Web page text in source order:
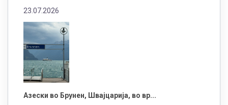
23.07.2026
Азески во Брунен, Швајцарија, во вр...